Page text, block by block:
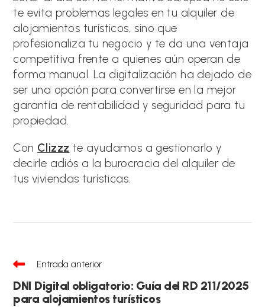
te evita problemas legales en tu alquiler de
alojamientos turísticos, sino que
profesionaliza tu negocio y te da una ventaja
competitiva frente a quienes aún operan de
forma manual. La digitalización ha dejado de
ser una opción para convertirse en la mejor
garantía de rentabilidad y seguridad para tu
propiedad.
Con Clizzz te ayudamos a gestionarlo y
decirle adiós a la burocracia del alquiler de
tus viviendas turísticas.
Leer
más
artículos
Entrada anterior
DNI Digital obligatorio: Guía del RD 211/2025
para alojamientos turísticos